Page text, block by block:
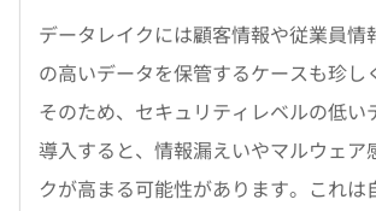
データレイクには顧客情報や従業員情
の高いデータを保管するケースも珍し
そのため、セキュリティレベルの低い
導入すると、情報漏えいやマルウェア
クが高まる可能性があります。これは